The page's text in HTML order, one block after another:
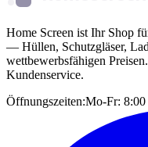
Home Screen ist Ihr Shop
— Hüllen, Schutzgläser,
wettbewerbsfähigen
Kundenservice.
Öffnungszeiten:Mo-Fr: 8:00